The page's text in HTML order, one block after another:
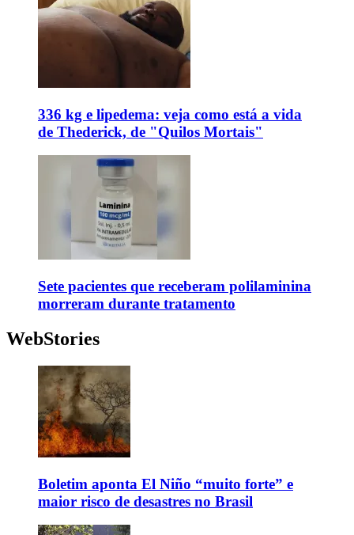
336 kg e lipedema: veja como está a vida
de Thederick, de "Quilos Mortais"
Sete pacientes que receberam polilaminina
morreram durante tratamento
WebStories
Boletim aponta El Niño “muito forte” e
maior risco de desastres no Brasil